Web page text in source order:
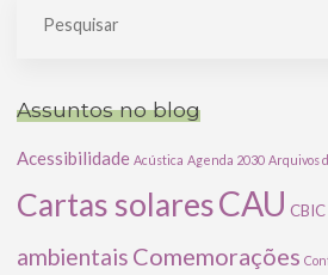
Assuntos no blog
Acessibilidade Acústica Agenda 2030 Arquivos
Cartas solaresCAU CBIC
ambientais Comemorações